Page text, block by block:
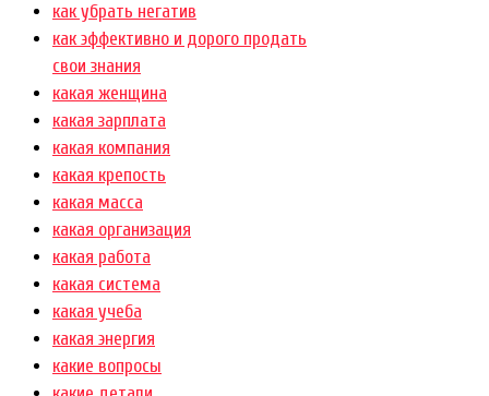
как убрать негатив
как эффективно и дорого продать
свои знания
какая женщина
какая зарплата
какая компания
какая крепость
какая масса
какая организация
какая работа
какая система
какая учеба
какая энергия
какие вопросы